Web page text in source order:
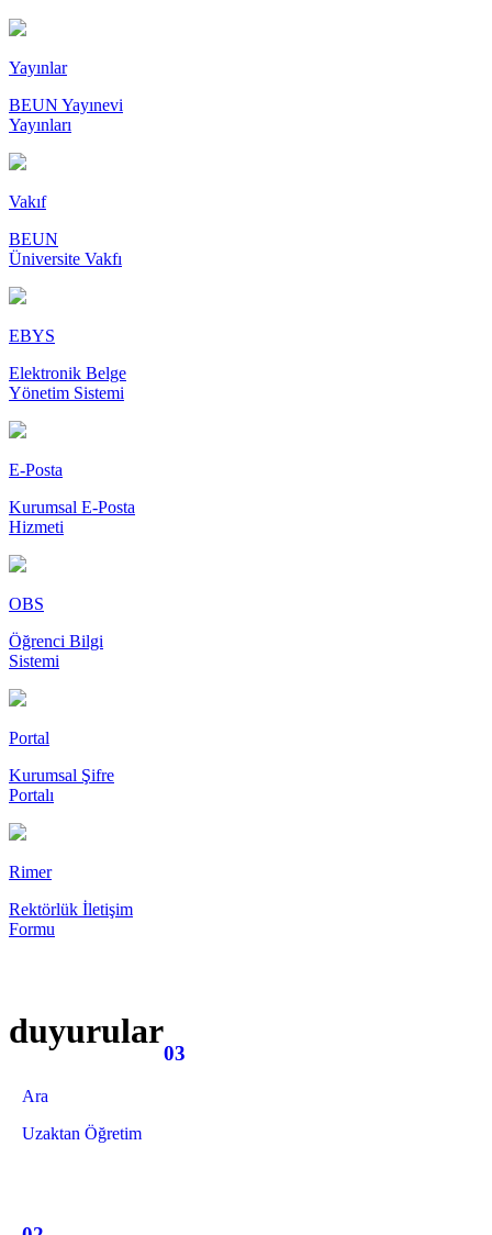
Yayınlar
BEUN Yayınevi
Yayınları
Vakıf
BEUN
Üniversite Vakfı
EBYS
Elektronik Belge
Yönetim Sistemi
E-Posta
Kurumsal E-Posta
Hizmeti
OBS
Öğrenci Bilgi
Sistemi
Portal
Kurumsal Şifre
Portalı
Rimer
Rektörlük İletişim
Formu
duyurular
03
Ara
Uzaktan Öğretim